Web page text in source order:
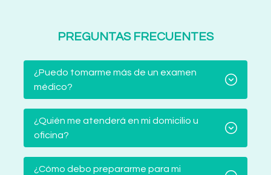
PREGUNTAS FRECUENTES
¿Puedo tomarme más de un examen
médico?
¿Quién me atenderá en mi domicilio u
oficina?
¿Cómo debo prepararme para mi